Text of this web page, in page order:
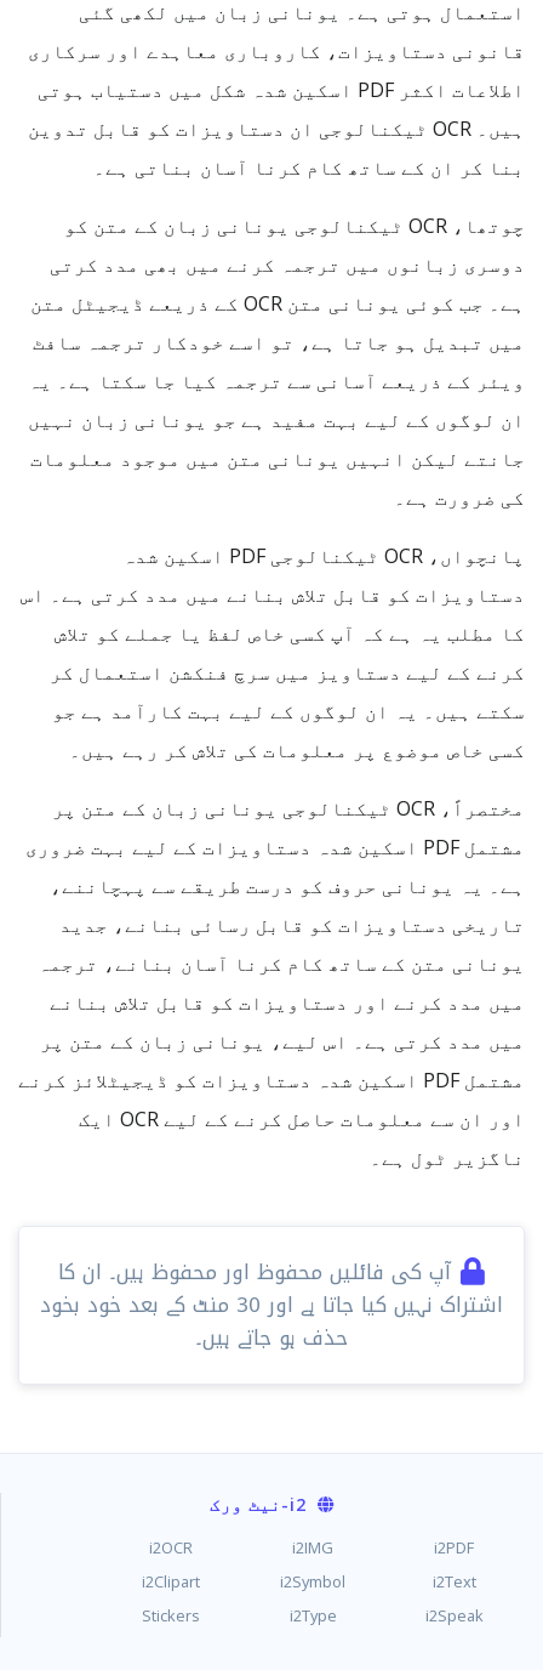
استعمال ہوتی ہے۔ یونانی زبان میں لکھی گئی
قانونی دستاویزات، کاروباری معاہدے اور سرکاری
اطلاعات اکثر PDF اسکین شدہ شکل میں دستیاب ہوتی
ہیں۔ OCR ٹیکنالوجی ان دستاویزات کو قابل تدوین
بنا کر ان کے ساتھ کام کرنا آسان بناتی ہے۔
چوتھا، OCR ٹیکنالوجی یونانی زبان کے متن کو
دوسری زبانوں میں ترجمہ کرنے میں بھی مدد کرتی
ہے۔ جب کوئی یونانی متن OCR کے ذریعے ڈیجیٹل متن
میں تبدیل ہو جاتا ہے، تو اسے خودکار ترجمہ سافٹ
ویئر کے ذریعے آسانی سے ترجمہ کیا جا سکتا ہے۔ یہ
ان لوگوں کے لیے بہت مفید ہے جو یونانی زبان نہیں
جانتے لیکن انہیں یونانی متن میں موجود معلومات
کی ضرورت ہے۔
پانچواں، OCR ٹیکنالوجی PDF اسکین شدہ
دستاویزات کو قابل تلاش بنانے میں مدد کرتی ہے۔ اس
کا مطلب یہ ہے کہ آپ کسی خاص لفظ یا جملے کو تلاش
کرنے کے لیے دستاویز میں سرچ فنکشن استعمال کر
سکتے ہیں۔ یہ ان لوگوں کے لیے بہت کارآمد ہے جو
کسی خاص موضوع پر معلومات کی تلاش کر رہے ہیں۔
مختصراً، OCR ٹیکنالوجی یونانی زبان کے متن پر
مشتمل PDF اسکین شدہ دستاویزات کے لیے بہت ضروری
ہے۔ یہ یونانی حروف کو درست طریقے سے پہچاننے،
تاریخی دستاویزات کو قابل رسائی بنانے، جدید
یونانی متن کے ساتھ کام کرنا آسان بنانے، ترجمہ
میں مدد کرنے اور دستاویزات کو قابل تلاش بنانے
میں مدد کرتی ہے۔ اس لیے، یونانی زبان کے متن پر
مشتمل PDF اسکین شدہ دستاویزات کو ڈیجیٹلائز کرنے
اور ان سے معلومات حاصل کرنے کے لیے OCR ایک
ناگزیر ٹول ہے۔
آپ کی فائلیں محفوظ اور محفوظ ہیں۔ ان کا
اشتراک نہیں کیا جاتا ہے اور 30 ​​منٹ کے بعد خود بخود
حذف ہو جاتے ہیں۔
i2-نیٹ ورک
i2PDF
i2IMG
i2OCR
i2Text
i2Symbol
i2Clipart
i2Speak
i2Type
Stickers